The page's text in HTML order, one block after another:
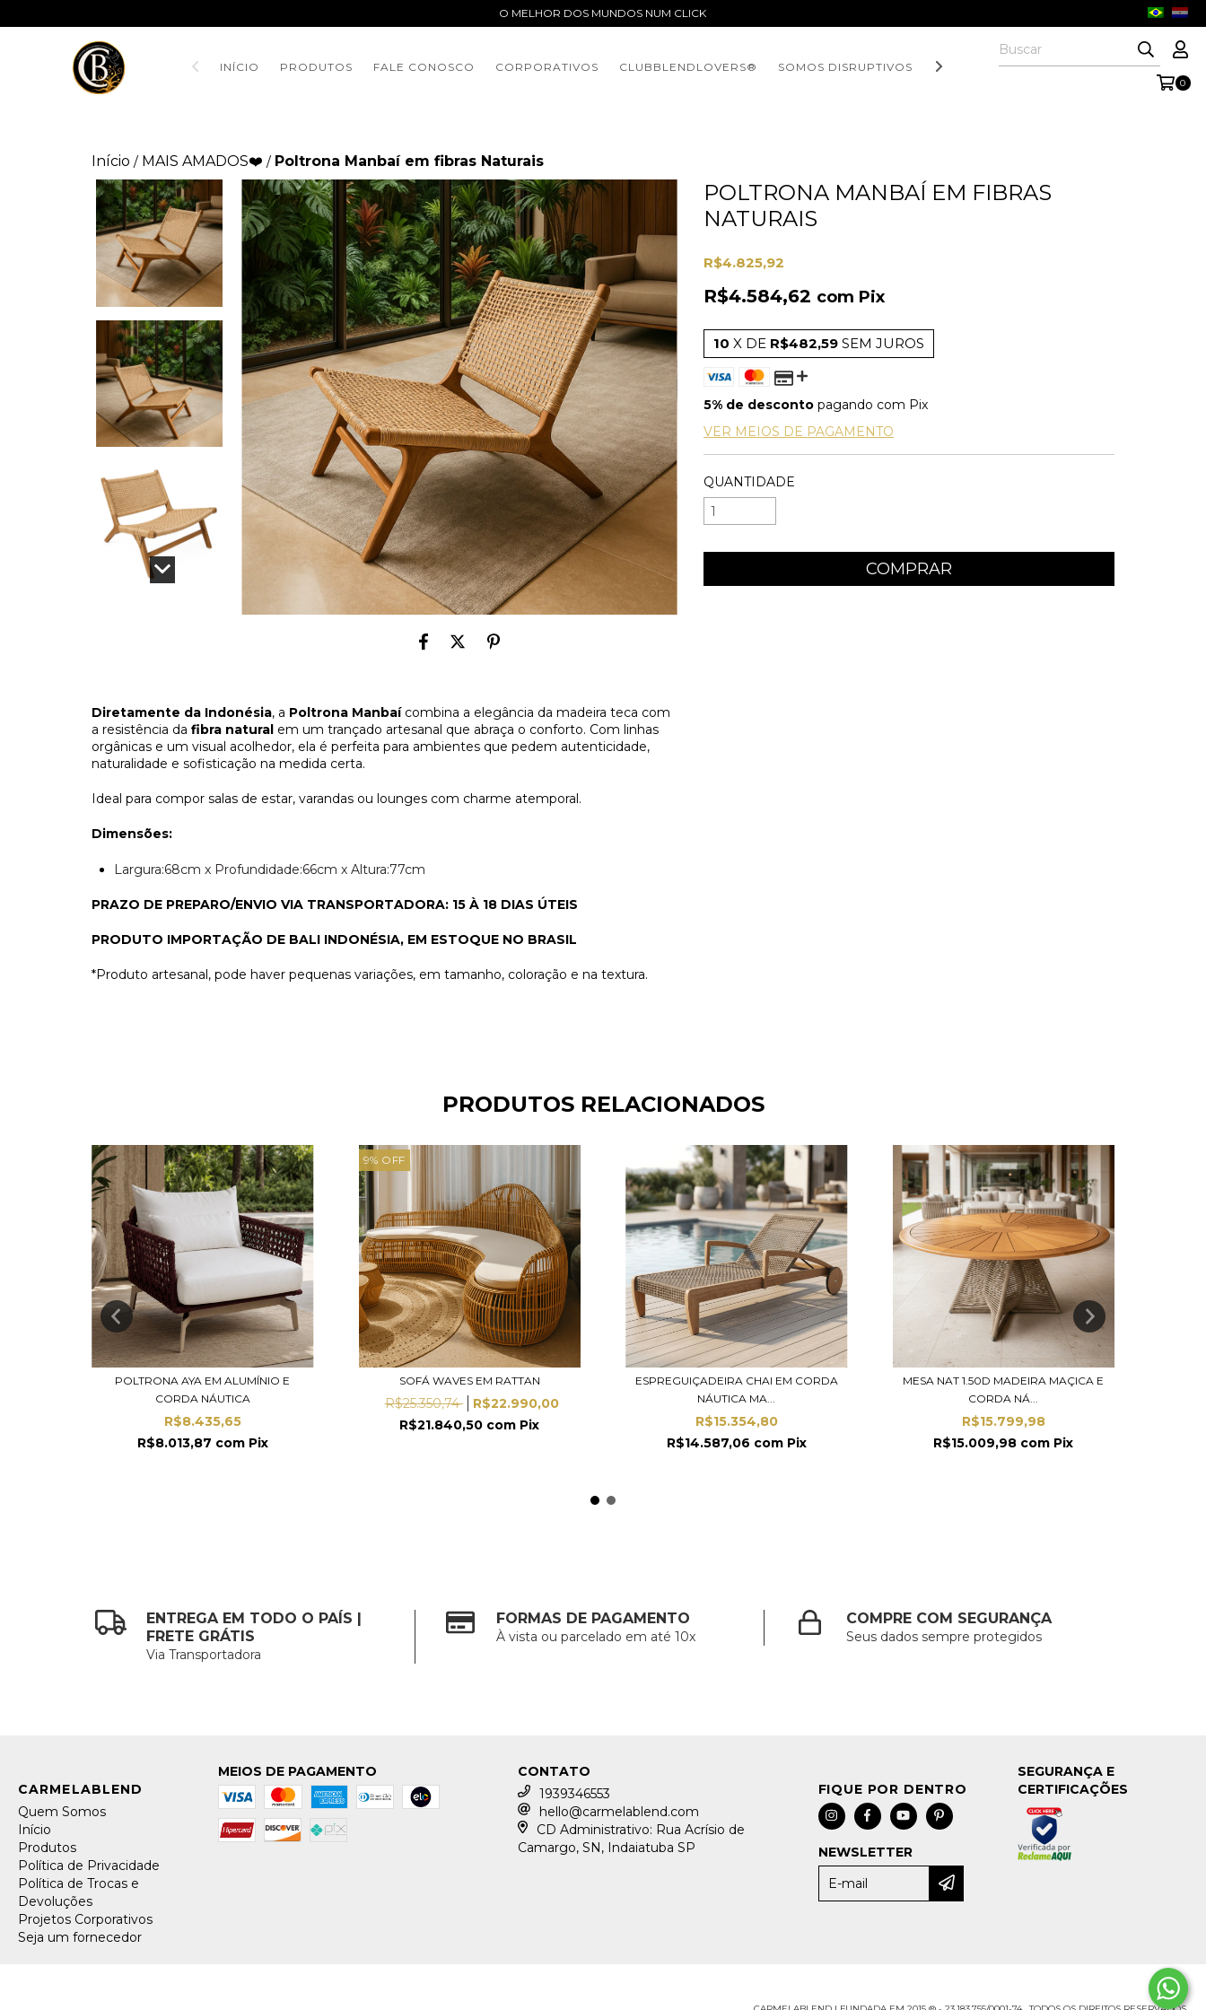
O MELHOR DOS MUNDOS NUM CLICK
INÍCIO PRODUTOS FALE CONOSCO CORPORATIVOS CLUBBLENDLOVERS®️ SOMOS DISRUPTIVOS | EXPANSION PARTNERS
0
Início / MAIS AMADOS❤️ / Poltrona Manbaí em fibras Naturais
Diretamente da Indonésia, a Poltrona Manbaícombina a elegância da madeira teca com
a resistência da fibra natural em um trançado artesanal que abraça o conforto. Com linhas
orgânicas e um visual acolhedor, ela é perfeita para ambientes que pedem autenticidade,
naturalidade e sofisticação na medida certa.
Ideal para compor salas de estar, varandas ou lounges com charme atemporal.
Dimensões:
Largura:68cm x Profundidade:66cm x Altura:77cm
PRAZO DE PREPARO/ENVIO VIA TRANSPORTADORA: 15 À 18 DIAS ÚTEIS
PRODUTO IMPORTAÇÃO DE BALI INDONÉSIA, EM ESTOQUE NO BRASIL
*Produto artesanal, pode haver pequenas variações, em tamanho, coloração e na textura.
POLTRONA MANBAÍ EM FIBRAS
NATURAIS
R$4.825,92
R$4.584,62 com Pix
10 X DE R$482,59 SEM JUROS
5% de desconto pagando com Pix
VER MEIOS DE PAGAMENTO
QUANTIDADE
PRODUTOS RELACIONADOS
POLTRONA AYA EM ALUMÍNIO E
CORDA NÁUTICA
R$8.435,65
R$8.013,87 com Pix
9% OFF
SOFÁ WAVES EM RATTAN
R$25.350,74
R$22.990,00
R$21.840,50 com Pix
ESPREGUIÇADEIRA CHAI EM CORDA
NÁUTICA MA...
R$15.354,80
R$14.587,06 com Pix
MESA NAT 1.50D MADEIRA MAÇICA E
CORDA NÁ...
R$15.799,98
R$15.009,98 com Pix
ENTREGA EM TODO O PAÍS |
FRETE GRÁTIS
Via Transportadora
FORMAS DE PAGAMENTO
À vista ou parcelado em até 10x
COMPRE COM SEGURANÇA
Seus dados sempre protegidos
Quem Somos
Início
Produtos
Política de Privacidade
Política de Trocas e
Devoluções
Projetos Corporativos
Seja um fornecedor
MEIOS DE PAGAMENTO
CONTATO
1939346553
hello@carmelablend.com
CD Administrativo: Rua Acrísio de
Camargo, SN, Indaiatuba SP
NEWSLETTER
SEGURANÇA E
CERTIFICAÇÕES